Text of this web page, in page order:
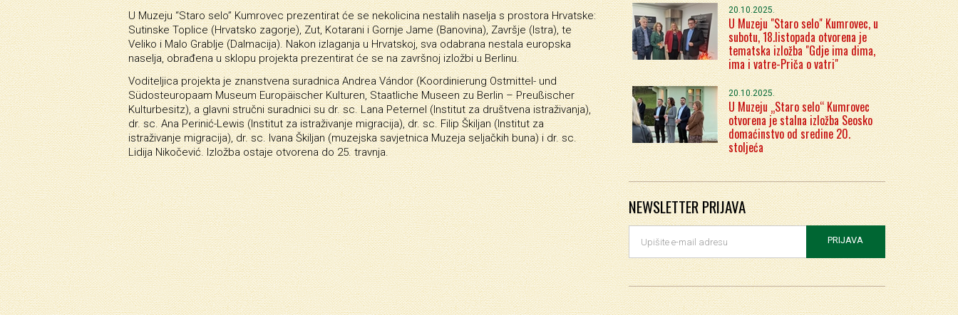
U Muzeju “Staro selo” Kumrovec prezentirat će se nekolicina nestalih naselja s prostora Hrvatske:
Sutinske Toplice (Hrvatsko zagorje), Zut, Kotarani i Gornje Jame (Banovina), Završje (Istra), te
Veliko i Malo Grablje (Dalmacija). Nakon izlaganja u Hrvatskoj, sva odabrana nestala europska
naselja, obrađena u sklopu projekta prezentirat će se na završnoj izložbi u Berlinu.
Voditeljica projekta je znanstvena suradnica Andrea Vándor (Koordinierung Ostmittel- und
Südosteuropaam Museum Europäischer Kulturen, Staatliche Museen zu Berlin – Preußischer
Kulturbesitz), a glavni stručni suradnici su dr. sc. Lana Peternel (Institut za društvena istraživanja),
dr. sc. Ana Perinić-Lewis (Institut za istraživanje migracija), dr. sc. Filip Škiljan (Institut za
istraživanje migracija), dr. sc. Ivana Škiljan (muzejska savjetnica Muzeja seljačkih buna) i dr. sc.
Lidija Nikočević. Izložba ostaje otvorena do 25. travnja.
20.10.2025.
U Muzeju "Staro selo" Kumrovec, u
subotu, 18.listopada otvorena je
tematska izložba "Gdje ima dima,
ima i vatre-Priča o vatri"
20.10.2025.
U Muzeju „Staro selo“ Kumrovec
otvorena je stalna izložba Seosko
domaćinstvo od sredine 20.
stoljeća
NEWSLETTER PRIJAVA
PRIJAVA